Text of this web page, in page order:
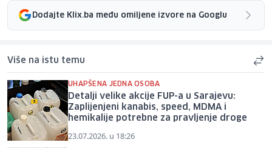
Dodajte Klix.ba među omiljene izvore na Googlu
Više na istu temu
UHAPŠENA JEDNA OSOBA
Detalji velike akcije FUP-a u Sarajevu:
Zaplijenjeni kanabis, speed, MDMA i
hemikalije potrebne za pravljenje droge
23.07.2026. u 18:26